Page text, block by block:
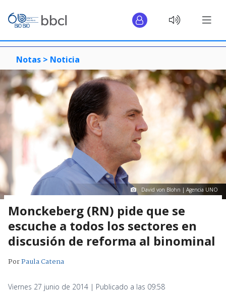
Notas > Noticia
David von Blohn | Agencia UNO
Monckeberg (RN) pide que se
escuche a todos los sectores en
discusión de reforma al binominal
PorPaula Catena
Viernes 27 junio de 2014 | Publicado a las 09:58